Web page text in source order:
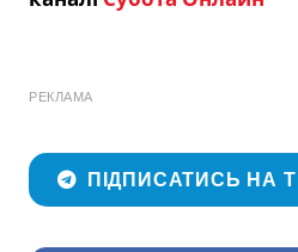
РЕКЛАМА
ПІДПИСАТИСЬ НА